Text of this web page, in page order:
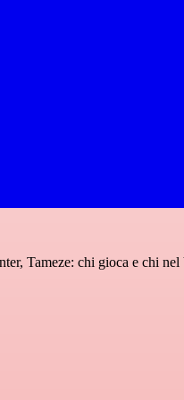
Tameze: chi gioca e chi nel